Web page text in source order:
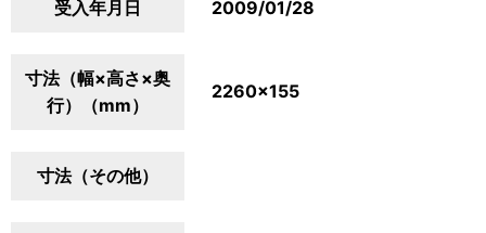
受入年月日 2009/01/28
寸法（幅×高さ×奥
行）（mm）
2260×155
寸法（その他）